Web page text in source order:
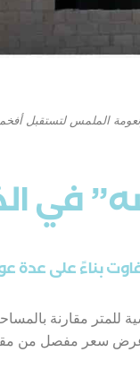
الملمس لتستقبل أفخم
في
بناءً على عدة
للمتر مقارنة
عرض سعر مفصل من